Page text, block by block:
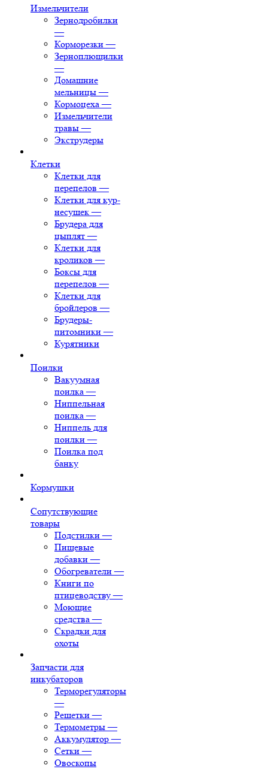
Измельчители
Зернодробилки
—
Корморезки —
Зерноплющилки
—
Домашние
мельницы —
Кормоцеха —
Измельчители
травы —
Экструдеры
Клетки
Клетки для
перепелов —
Клетки для кур-
несушек —
Брудера для
цыплят —
Клетки для
кроликов —
Боксы для
перепелов —
Клетки для
бройлеров —
Брудеры-
питомники —
Курятники
Поилки
Вакуумная
поилка —
Ниппельная
поилка —
Ниппель для
поилки —
Поилка под
банку
Кормушки
Сопутствующие
товары
Подстилки —
Пищевые
добавки —
Обогреватели —
Книги по
птицеводству —
Моющие
средства —
Скрадки для
охоты
Запчасти для
инкубаторов
Терморегуляторы
—
Решетки —
Термометры —
Аккумулятор —
Сетки —
Овоскопы